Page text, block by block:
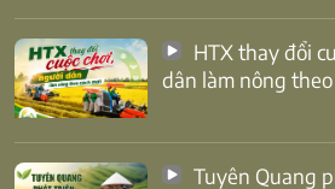
dân làm nông theo